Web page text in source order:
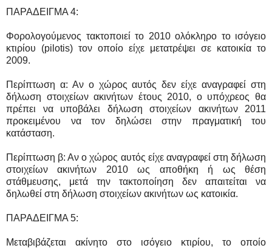
ΠΑΡΑΔΕΙΓΜΑ 4:
Φορολογούμενος τακτοποιεί το 2010 ολόκληρο το ισόγειο
κτιρίου (pilotis) τον οποίο είχε μετατρέψει σε κατοικία το
2009.
Περίπτωση α: Αν ο χώρος αυτός δεν είχε αναγραφεί στη
δήλωση στοιχείων ακινήτων έτους 2010, o υπόχρεος θα
πρέπει να υποβάλει δήλωση στοιχείων ακινήτων 2011
προκειμένου να τον δηλώσει στην πραγματική του
κατάσταση.
Περίπτωση β: Αν ο χώρος αυτός είχε αναγραφεί στη δήλωση
στοιχείων ακινήτων 2010 ως αποθήκη ή ως θέση
στάθμευσης, μετά την τακτοποίηση δεν απαιτείται να
δηλωθεί στη δήλωση στοιχείων ακινήτων ως κατοικία.
ΠΑΡΑΔΕΙΓΜΑ 5:
Μεταβιβάζεται ακίνητο στο ισόγειο κτιρίου, το οποίο